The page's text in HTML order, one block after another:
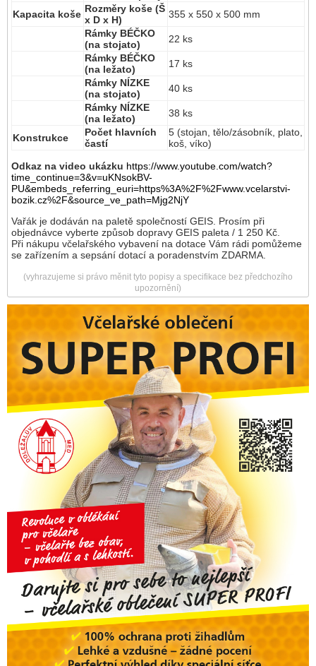
Kapacita koše Rozměry koše (Š
x D x H)
355 x 550 x 500 mm
Rámky BÉČKO
(na stojato)
22 ks
Rámky BÉČKO
(na ležato)
17 ks
Rámky NÍZKE
(na stojato)
40 ks
Rámky NÍZKE
(na ležato)
38 ks
Konstrukce
Počet hlavních
častí
5 (stojan, tělo/zásobník, plato,
koš, víko)
Odkaz na video ukázku https://www.youtube.com/watch?
time_continue=3&v=uKNsokBV-
PU&embeds_referring_euri=https%3A%2F%2Fwww.vcelarstvi-
bozik.cz%2F&source_ve_path=Mjg2NjY
Vařák je dodáván na paletě společností GEIS. Prosím při
objednávce vyberte způsob dopravy GEIS paleta / 1 250 Kč.
Při nákupu včelařského vybavení na dotace Vám rádi pomůžeme
se zařízením a sepsání dotací a poradenstvím ZDARMA.
(vyhrazujeme si právo měnit tyto popisy a specifikace bez předchozího
upozornění)